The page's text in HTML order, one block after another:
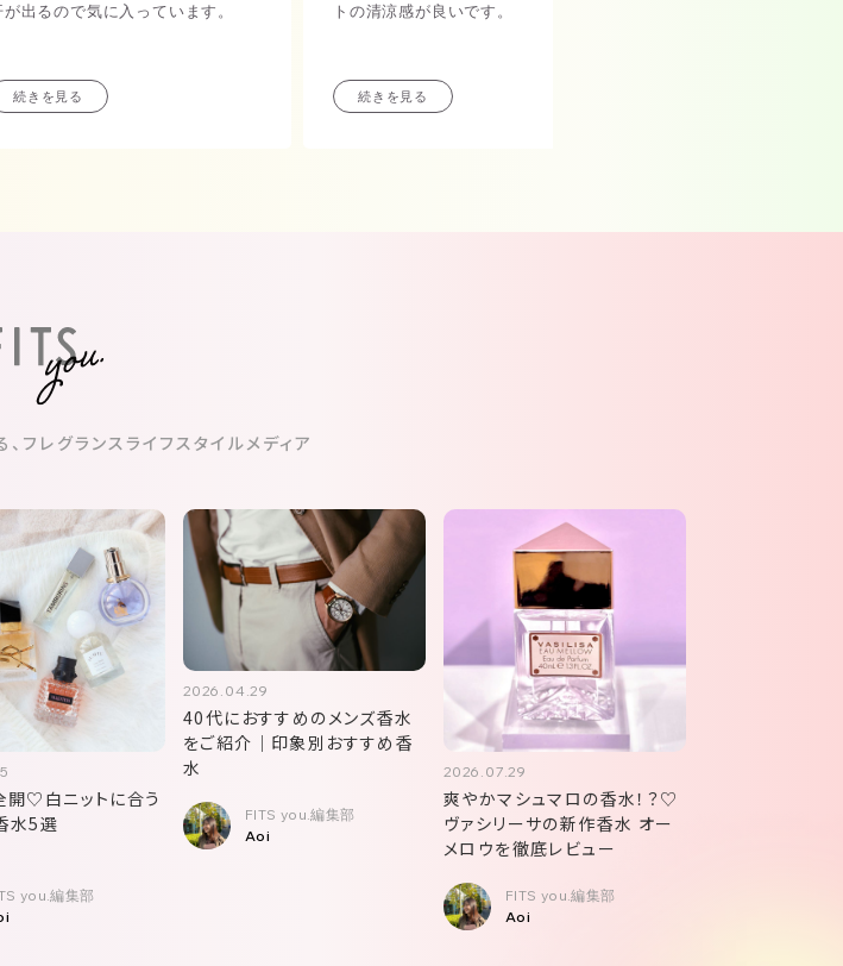
が出るので気に入っています。
続きを見る
トの清涼感が良いです。
続きを見る
フレグランスライフスタイルメディア
開♡白ニットに合う
水5選
you.編集部
2026.04.29
40代におすすめのメンズ香水
をご紹介｜印象別おすすめ香
水
FITS you.編集部
Aoi
2026.07.29
爽やかマシュマロの香水！？♡
ヴァシリーサの新作香水 オー
メロウを徹底レビュー
FITS you.編集部
Aoi